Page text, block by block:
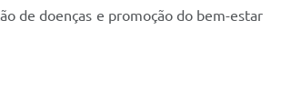
de doenças e promoção do bem-estar